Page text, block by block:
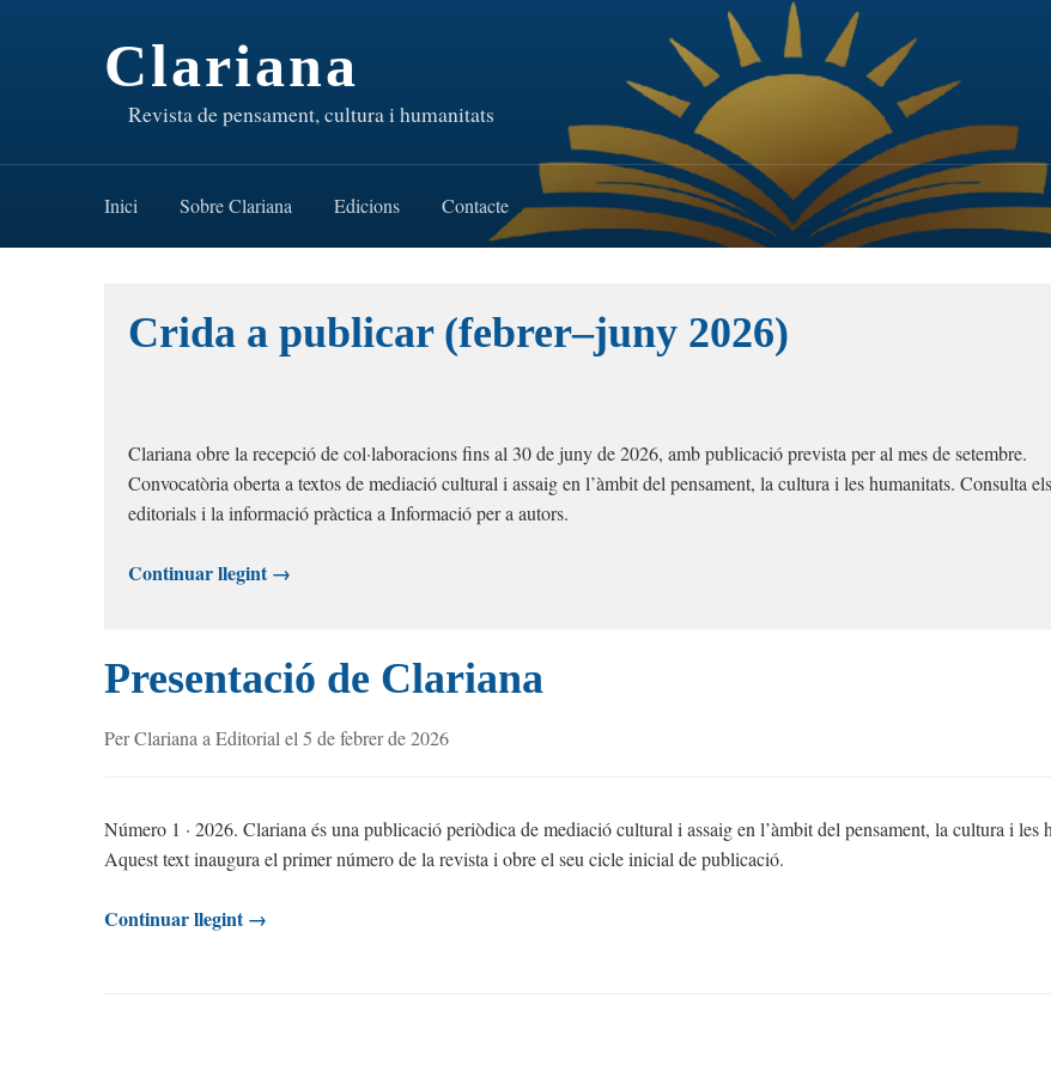
Clariana
Revista de pensament, cultura i humanitats
Inici Sobre Clariana Edicions Contacte
Crida a publicar (febrer–juny 2026)
Clariana obre la recepció de col·laboracions fins al 30 de juny de 2026, amb publicació prevista per al mes de setembre.
Convocatòria oberta a textos de mediació cultural i assaig en l’àmbit del pensament, la cultura i les humanitats. Consulta
editorials i la informació pràctica a Informació per a autors.
Continuar llegint →
Presentació de Clariana
Per Clariana a Editorial el 5 de febrer de 2026
Número 1 · 2026. Clariana és una publicació periòdica de mediació cultural i assaig en l’àmbit del pensament, la cultura i les
Aquest text inaugura el primer número de la revista i obre el seu cicle inicial de publicació.
Continuar llegint →